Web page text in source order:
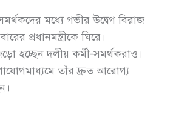
মধ্যে গভীর উদ্বেগ বিরাজ
প্রধানমন্ত্রীকে ঘিরে।
হচ্ছেন দলীয় কর্মী-সমর্থকরাও।
তাঁর দ্রুত আরোগ্য